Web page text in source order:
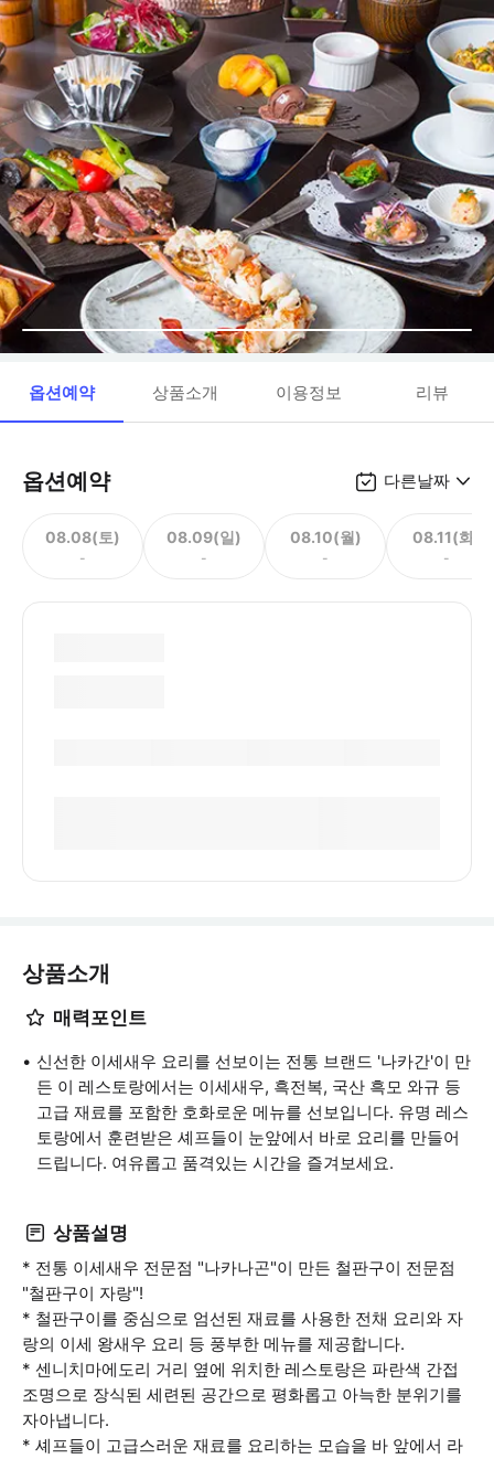
옵션예약 상품소개 이용정보 리뷰
옵션예약 다른날짜
08.08(토)
-
08.09(일)
-
08.10(월)
-
08.11(화)
-
상품소개
매력포인트
신선한 이세새우 요리를 선보이는 전통 브랜드 '나카간'이 만
든 이 레스토랑에서는 이세새우, 흑전복, 국산 흑모 와규 등
고급 재료를 포함한 호화로운 메뉴를 선보입니다. 유명 레스
토랑에서 훈련받은 셰프들이 눈앞에서 바로 요리를 만들어
드립니다. 여유롭고 품격있는 시간을 즐겨보세요.
상품설명
* 전통 이세새우 전문점 "나카나곤"이 만든 철판구이 전문점
"철판구이 자랑"!
* 철판구이를 중심으로 엄선된 재료를 사용한 전채 요리와 자
랑의 이세 왕새우 요리 등 풍부한 메뉴를 제공합니다.
* 센니치마에도리 거리 옆에 위치한 레스토랑은 파란색 간접
조명으로 장식된 세련된 공간으로 평화롭고 아늑한 분위기를
자아냅니다.
* 셰프들이 고급스러운 재료를 요리하는 모습을 바 앞에서 라